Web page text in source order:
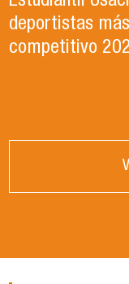
deportistas
competitivo
Pedagogía en
de Ciencias
candidato , el
de Director de